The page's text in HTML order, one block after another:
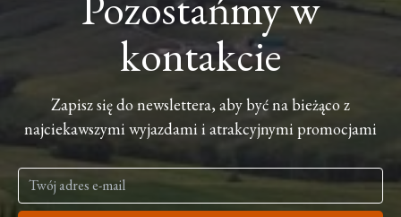
kontakcie
Zapisz się do newslettera, aby być na bieżąco z
najciekawszymi wyjazdami i atrakcyjnymi promocjami